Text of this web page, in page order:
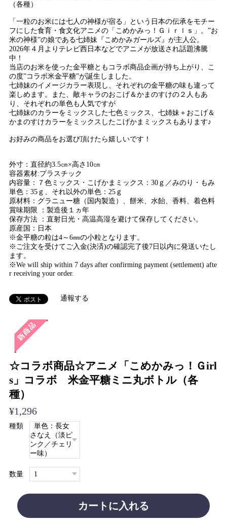
☆コラボ商品☆アニメ「こめかみっ！Ｇirl
s」コラボ 米金平糖ミニ丸ボトル（各
種）
¥1,296
種類
数量
カートに入れる
（各種）
「一粒のお米には七人の神様が宿る」という日本の伝承をモチー
フにした食育・食文化アニメの「こめかみっ！Ｇｉｒｌｓ」。”お
米の神様”の娘である七姉妹『こめかみガールズ』が主人公。
2026年４月よりテレビ西日本などでアニメが放送され話題沸騰
中！
当店のお米を使った金平糖ともコラボ商品企画が持ち上がり、こ
の度”コラボ米金平糖”が誕生しました。
七姉妹のイメージカラー表現し、それぞれの金平糖の味も違って
楽しめます。また、敵キャラのおこげ＆かまのすけの２人もあ
り、それぞれの単色も人気ですが
七姉妹のカラーをミックスした七色ミックス、七姉妹＋おこげ＆
かまのすけカラーをミックスしたこげかまミックスもあります♪
お好みの商品をお選び頂けたら嬉しいです！
外寸：直径約3.5㎝×高さ10㎝
容器素材:プラスチック
内容量：７色ミックス・こげかまミックス：30ｇ／みのり・もみ
単色：35ｇ、それ以外の単色：25ｇ
原材料：グラニュー糖（国内製造）、餅米、水飴、香料、着色料
賞味期限 ：製造後１ヵ年
保存方法 ：直射日光・高温高湿を避けて保存してください。
原産国：日本
※金平糖の粒は4～6㎜の小粒となります。
※ご注文を受けてご入金(決済)の確認完了後7日以内に発送いたし
ます。
※We will ship within 7 days after confirming payment (settlement) afte
r receiving your order.
通報する